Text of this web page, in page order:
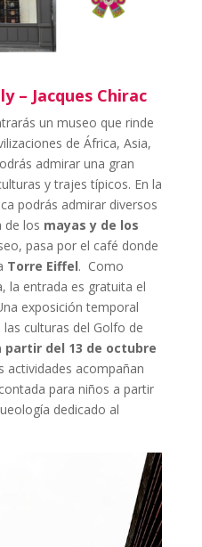
– Jacques Chirac
un museo que rinde
de África, Asia,
admirar una gran
y trajes típicos. En la
podrás admirar diversos
de los mayas y de los
pasa por el café donde
Torre Eiffel. Como
la entrada es gratuita el
exposición temporal
culturas del Golfo de
partir del 13 de octubre
actividades acompañan
para niños a partir
dedicado al